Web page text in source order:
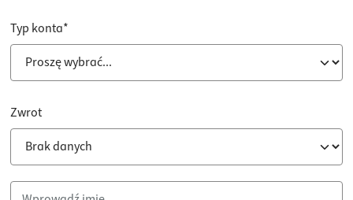
Persönliche Informationen
Typ konta*
Zwrot
Imię*